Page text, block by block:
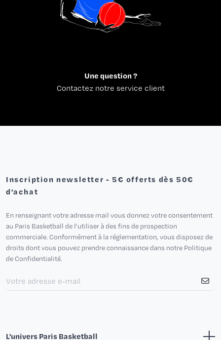
Une question ?
Contactez notre service client
Inscription newsletter - 5€ offerts dès 50€
d'achat
En renseignant votre adresse mail vous donnez votre consentement
au Paris Basketball de l’utiliser à des fins de prospection
commerciale. Conformément à la réglementation, vous disposez de
droits dont vous pouvez prendre connaissance dans notre Politique
de Confidentialité.
L'univers Paris Basketball